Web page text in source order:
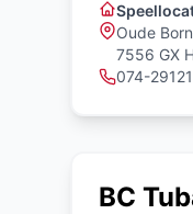
Oude
7556 GX
074-
BC